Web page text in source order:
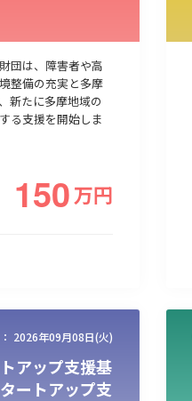
団は、障害者や高
整備の充実と多摩
新たに多摩地域の
る支援を開始しま
150万円
2026年09月08日(火)
アップ支援基
ートアップ支